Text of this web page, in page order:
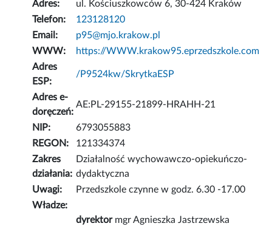
Adres:
ul. Kościuszkowców 6, 30-424 Kraków
Telefon:
123128120
Email:
p95@mjo.krakow.pl
WWW:
https://WWW.krakow95.eprzedszkole.com
Adres
ESP:
/P9524kw/SkrytkaESP
Adres e-
doręczeń:
AE:PL-29155-21899-HRAHH-21
NIP:
6793055883
REGON:
121334374
Zakres
działania:
Działalność wychowawczo-opiekuńczo-
dydaktyczna
Uwagi:
Przedszkole czynne w godz. 6.30 -17.00
Władze:
dyrektormgr Agnieszka Jastrzewska